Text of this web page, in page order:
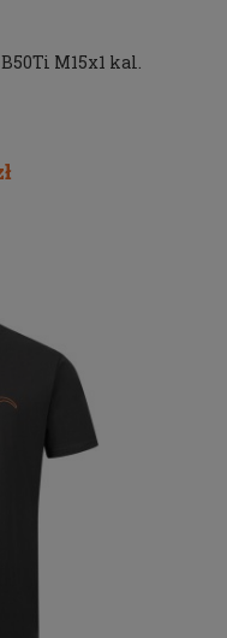
M15x1 kal.